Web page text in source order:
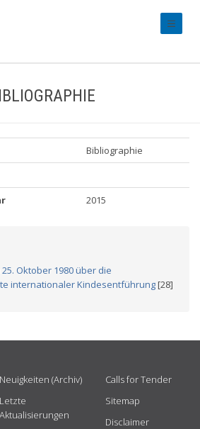
Bibliographie
2015
Oktober 1980 über die
internationaler Kindesentführung[28]
Neuigkeiten (Archiv)
Letzte
Aktualisierungen
Calls for Tender
Sitemap
Disclaimer